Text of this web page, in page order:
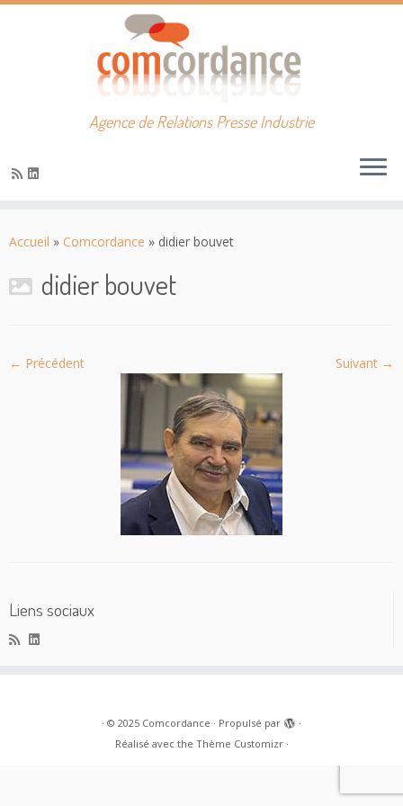
au
Agence de Relations Presse Industrie
Accueil » Comcordance » didier bouvet
didier bouvet
← Précédent Suivant →
Liens sociaux
· © 2025 Comcordance · Propulsé par
·
Réalisé avec the Thème Customizr·